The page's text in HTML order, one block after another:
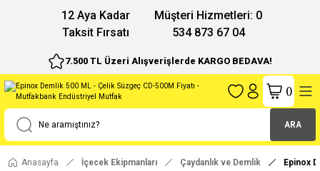
12 Aya Kadar
Taksit Fırsatı
Müşteri Hizmetleri: 0
534 873 67 04
7.500 TL Üzeri Alışverişlerde KARGO BEDAVA!
ARA
()
Anasayfa İçecek Ekipmanları Çaydanlık ve Demlik Epinox